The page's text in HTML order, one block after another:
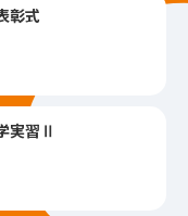
彰式
実習Ⅱ